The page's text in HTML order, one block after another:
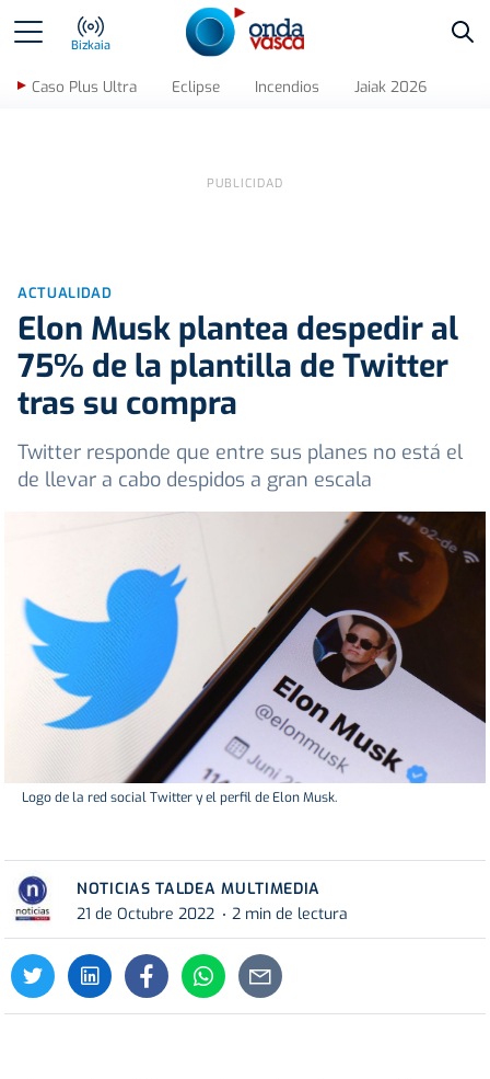
Bizkaia
Caso Plus Ultra Eclipse Incendios Jaiak 2026
ACTUALIDAD
Elon Musk plantea despedir al
75% de la plantilla de Twitter
tras su compra
Twitter responde que entre sus planes no está el
de llevar a cabo despidos a gran escala
Logo de la red social Twitter y el perfil de Elon Musk.
NOTICIAS TALDEA MULTIMEDIA
21 de Octubre 2022
2 min de lectura